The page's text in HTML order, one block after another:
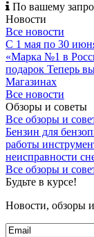
По вашему
Новости
Все новости
С 1 мая по 30
«Марка №1 в
подарок Теперь
Магазинах
Все новости
Обзоры и советы
Все обзоры и
Бензин для
работы
неисправности
Все обзоры и
Будьте в курсе!
Новости, обзоры